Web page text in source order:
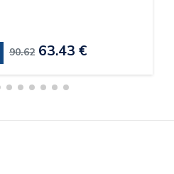
90.62 63.43 €